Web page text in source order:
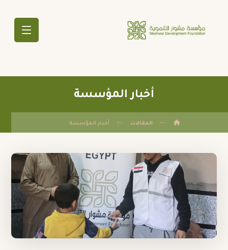
أخبار المؤسسة
المقالات أخبار المؤسسة